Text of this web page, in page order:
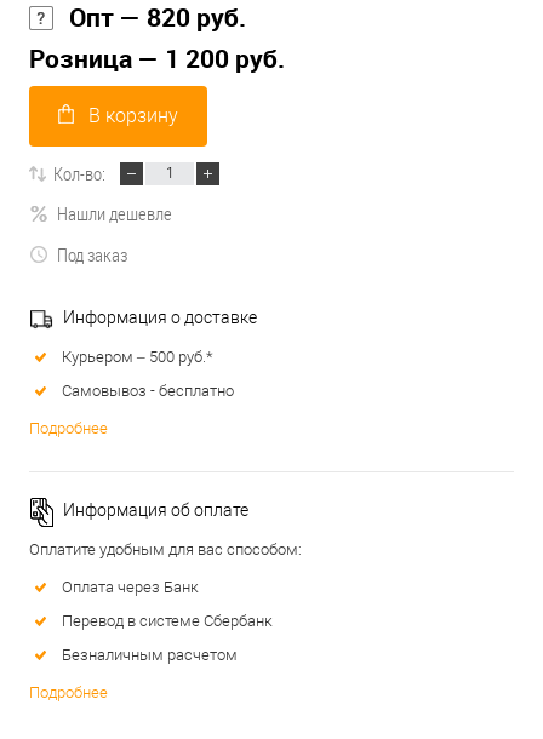
Опт — 820 руб.
Розница — 1 200 руб.
В корзину
Кол-во:
Нашли дешевле
Под заказ
Информация о доставке
Курьером – 500 руб.*
Самовывоз - бесплатно
Подробнее
Информация об оплате
Оплатите удобным для вас способом:
Оплата через Банк
Перевод в системе Сбербанк
Безналичным расчетом
Подробнее